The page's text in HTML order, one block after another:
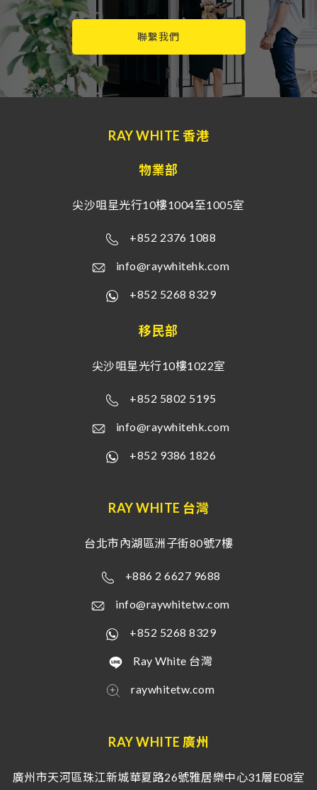
聯繫我們
RAY WHITE 香港
物業部
尖沙咀星光行10樓1004至1005室
+852 2376 1088
info@raywhitehk.com
+852 5268 8329
移民部
尖沙咀星光行10樓1022室
+852 5802 5195
info@raywhitehk.com
+852 9386 1826
RAY WHITE 台灣
台北市內湖區洲子街80號7樓
+886 2 6627 9688
info@raywhitetw.com
+852 5268 8329
Ray White 台灣
raywhitetw.com
RAY WHITE 廣州
廣州市天河區珠江新城華夏路26號雅居樂中心31層E08室